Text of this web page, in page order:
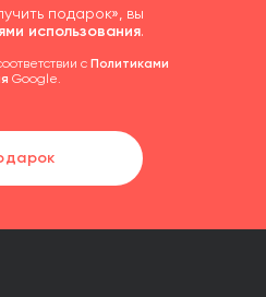
подарок», вы
использования.
с Политиками
Google.